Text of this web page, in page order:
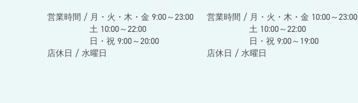
営業時間 / 月・火・木・金 9:00～23:00
土 10:00～22:00
日・祝 9:00～20:00
店休日 / 水曜日
営業時間 / 月・火・木・金 10:00～23:00
土 10:00～22:00
日・祝 9:00～19:00
店休日 / 水曜日